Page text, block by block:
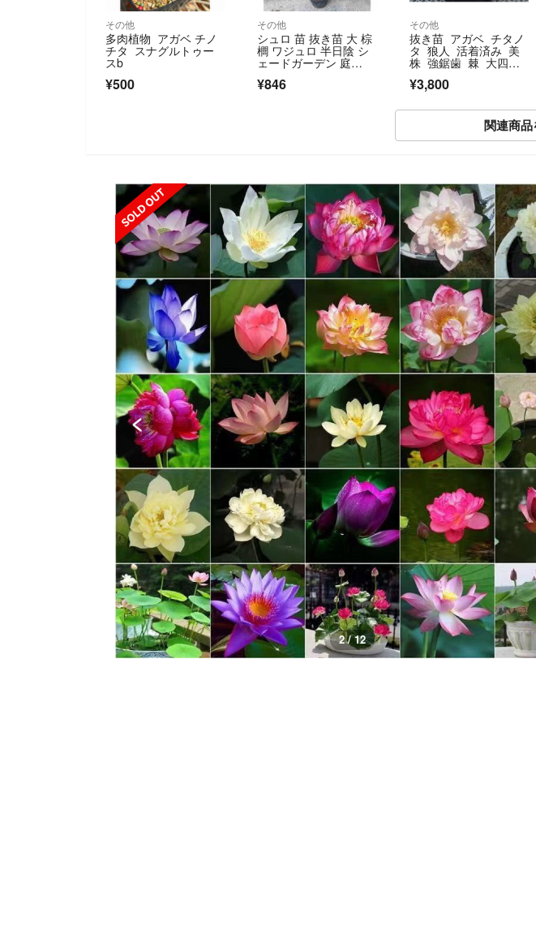
その他
多肉植物 アガベ チノ
チタ スナグルトゥー
スb
¥500
その他
シュロ 苗 抜き苗 大 棕
櫚 ワジュロ 半日陰 シ
ェードガーデン 庭
木 ヤシ 箒
¥846
その他
抜き苗 アガベ チタノ
タ 狼人 活着済み 美
株 強鋸歯 棘 大四種
郵便②
¥3,800
関連商
SOLD OUT
2 / 12